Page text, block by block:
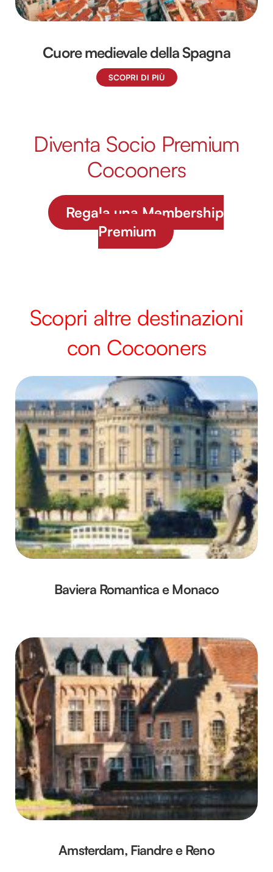
Cuore medievale della Spagna
SCOPRI DI PIÙ
Diventa Socio Premium
Cocooners
Regala una Membership
Premium
Scopri altre destinazioni
con Cocooners
Baviera Romantica e Monaco
Amsterdam, Fiandre e Reno